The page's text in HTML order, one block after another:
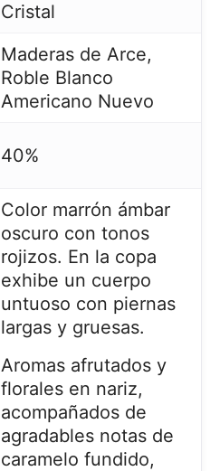
Cristal
Maderas de Arce,
Roble Blanco
Americano Nuevo
40%
Color marrón ámbar
oscuro con tonos
rojizos. En la copa
exhibe un cuerpo
untuoso con piernas
largas y gruesas.
Aromas afrutados y
florales en nariz,
acompañados de
agradables notas de
caramelo fundido,